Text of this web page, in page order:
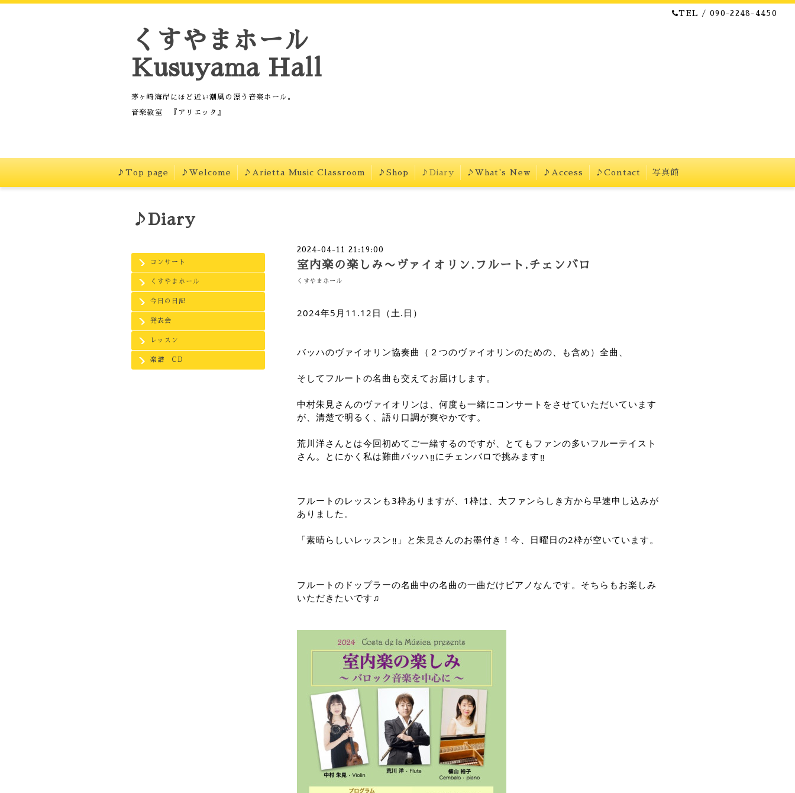
TEL / 090-2248-4450
くすやまホール
Kusuyama Hall
茅ヶ崎海岸にほど近い潮風の漂う音楽ホール。
音楽教室 『アリエッタ』
♪Top page ♪Welcome ♪Arietta Music Classroom ♪Shop ♪Diary ♪What's New ♪Access ♪Contact 写真館
コンサート
くすやまホール
今日の日記
発表会
レッスン
楽譜 CD
♪Diary
2024-04-11 21:19:00
室内楽の楽しみ〜ヴァイオリン.フルート.チェンバロ
くすやまホール
2024年5月11.12日（土.日）
バッハのヴァイオリン協奏曲（２つのヴァイオリンのための、も含め）全曲、
そしてフルートの名曲も交えてお届けします。
中村朱見さんのヴァイオリンは、何度も一緒にコンサートをさせていただいています
が、清楚で明るく、語り口調が爽やかです。
荒川洋さんとは今回初めてご一緒するのですが、とてもファンの多いフルーテイスト
さん。とにかく私は難曲バッハ ‼︎にチェンバロで挑みます ‼︎
フルートのレッスンも3枠ありますが、1枠は、大ファンらしき方から早速申し込みが
ありました。
「素晴らしいレッスン ‼︎ 」と朱見さんのお墨付き！今、日曜日の2枠が空いています。
フルートのドップラーの名曲中の名曲の一曲だけピアノなんです。そちらもお楽しみ
いただきたいです♫